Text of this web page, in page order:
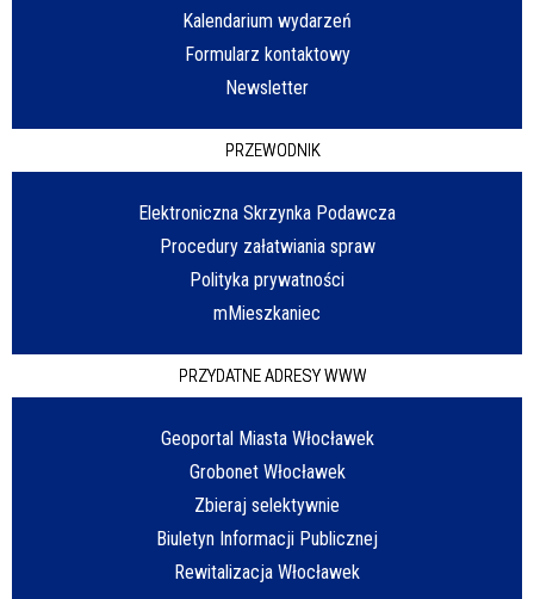
Kalendarium wydarzeń
Formularz kontaktowy
Newsletter
PRZEWODNIK
Elektroniczna Skrzynka Podawcza
Procedury załatwiania spraw
Polityka prywatności
mMieszkaniec
PRZYDATNE ADRESY WWW
Geoportal Miasta Włocławek
Grobonet Włocławek
Zbieraj selektywnie
Biuletyn Informacji Publicznej
Rewitalizacja Włocławek